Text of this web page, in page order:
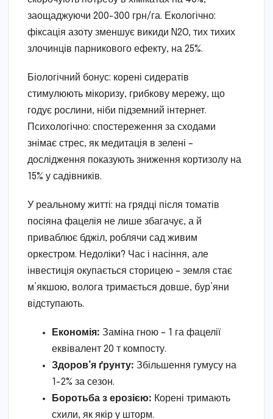
заощаджуючи 200-300 грн/га. Екологічно:
фіксація азоту зменшує викиди N2O, тих тихих
злочинців парникового ефекту, на 25%.
Біологічний бонус: корені сидератів
стимулюють мікоризу, грибкову мережу, що
годує рослини, ніби підземний інтернет.
Психологічно: спостереження за сходами
знімає стрес, як медитація в зелені –
дослідження показують зниження кортизолу на
15% у садівників.
У реальному житті: на грядці після томатів
посіяна фацелія не лише збагачує, а й
приваблює бджіл, роблячи сад живим
оркестром. Недоліки? Час і насіння, але
інвестиція окупається сторицею – земля стає
м’якшою, волога тримається довше, бур’яни
відступають.
Економія: Заміна гною – 1 га фацелії
еквівалент 20 т компосту.
Здоров’я ґрунту: Збільшення гумусу на
1-2% за сезон.
Боротьба з ерозією: Корені тримають
схили, як якір у шторм.